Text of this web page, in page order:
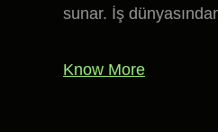
sunar. İş
Know More